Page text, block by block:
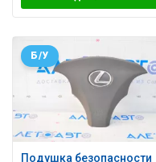
Подушка безопасности
Б/У